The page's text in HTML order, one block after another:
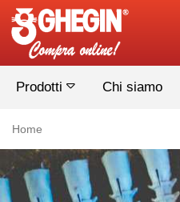
Prodotti Chi siamo
Home